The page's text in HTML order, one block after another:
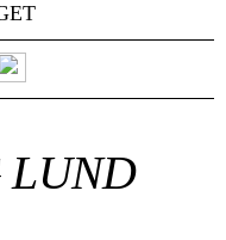
LUND